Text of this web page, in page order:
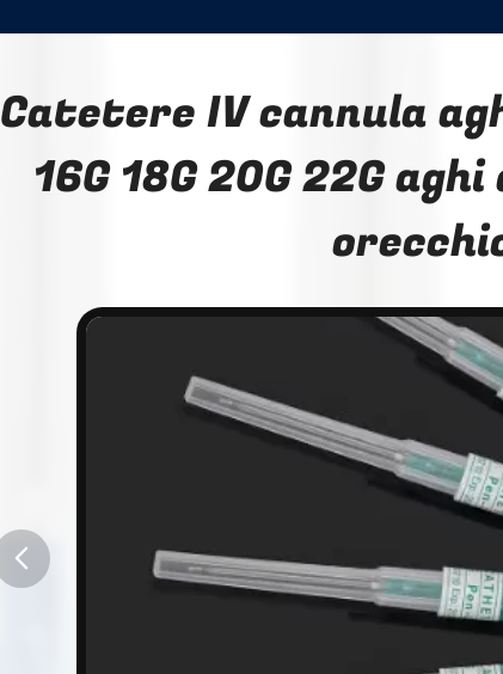
Catetere IV cannula
16G 18G 20G 22G